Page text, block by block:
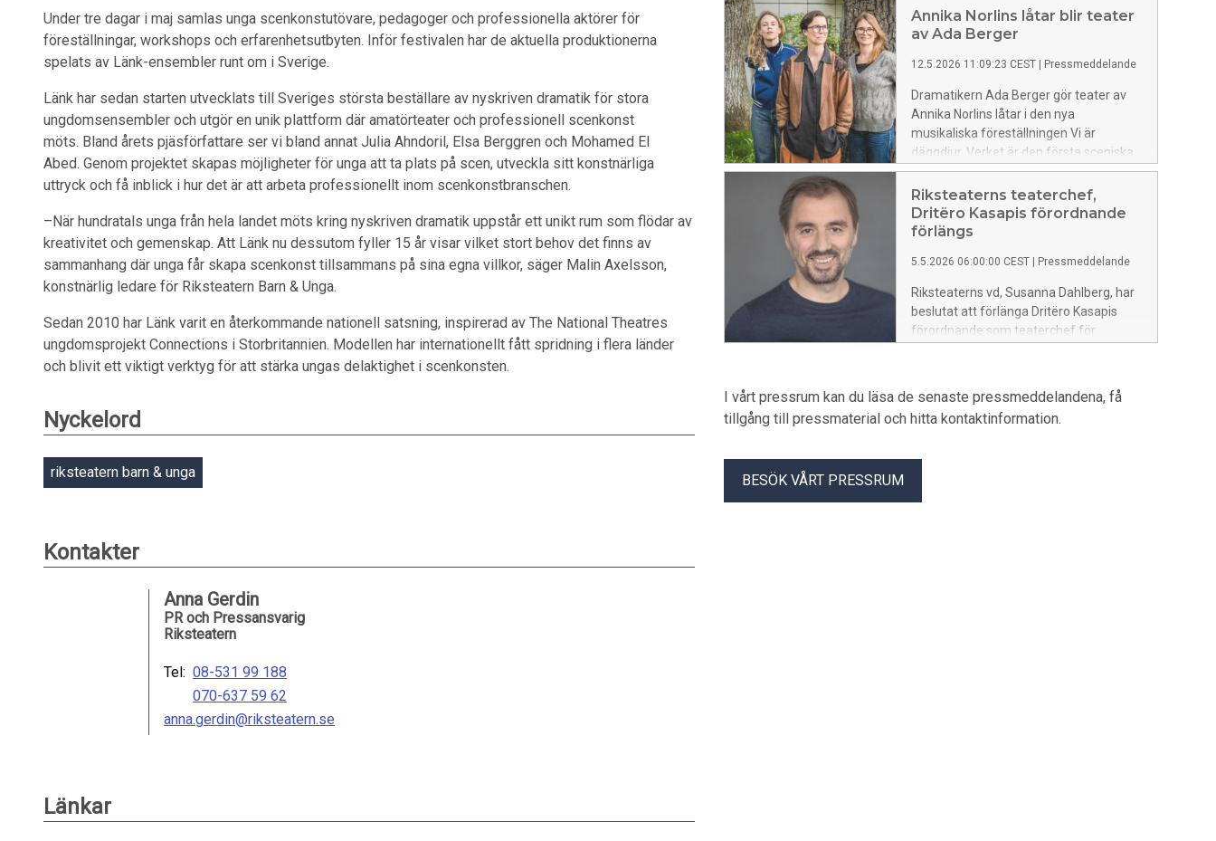
Under tre dagar i maj samlas unga scenkonstutövare, pedagoger och professionella aktörer för
föreställningar, workshops och erfarenhetsutbyten. Inför festivalen har de aktuella produktionerna
spelats av Länk-ensembler runt om i Sverige.
Länk har sedan starten utvecklats till Sveriges största beställare av nyskriven dramatik för stora
ungdomsensembler och utgör en unik plattform där amatörteater och professionell scenkonst
möts. Bland årets pjäsförfattare ser vi bland annat Julia Ahndoril, Elsa Berggren och Mohamed El
Abed. Genom projektet skapas möjligheter för unga att ta plats på scen, utveckla sitt konstnärliga
uttryck och få inblick i hur det är att arbeta professionellt inom scenkonstbranschen.
–När hundratals unga från hela landet möts kring nyskriven dramatik uppstår ett unikt rum som flödar av
kreativitet och gemenskap. Att Länk nu dessutom fyller 15 år visar vilket stort behov det finns av
sammanhang där unga får skapa scenkonst tillsammans på sina egna villkor, säger Malin Axelsson,
konstnärlig ledare för Riksteatern Barn & Unga.
Sedan 2010 har Länk varit en återkommande nationell satsning, inspirerad av The National Theatres
ungdomsprojekt Connections i Storbritannien. Modellen har internationellt fått spridning i flera länder
och blivit ett viktigt verktyg för att stärka ungas delaktighet i scenkonsten.
Nyckelord
riksteatern barn & unga
Kontakter
Anna Gerdin
PR och Pressansvarig
Riksteatern
Tel: 08-531 99 188
070-637 59 62
anna.gerdin@riksteatern.se
Länkar
Konserterna är en del av festivalens
officiella program.
Annika Norlins låtar blir teater
av Ada Berger
12.5.2026 11:09:23 CEST Pressmeddelande
Dramatikern Ada Berger gör teater av
Annika Norlins låtar i den nya
musikaliska föreställningen Vi är
däggdjur. Verket är den första sceniska
dramatiseringen av Norlins texter och
sätts upp i regi av Johanna Salander, i
ett samarbete mellan Riksteatern och
Västerbottensteatern. Urpremiär 10
Sverigeturné med Riksteatern våren
2027.
Riksteaterns teaterchef,
Dritëro Kasapis förordnande
förlängs
5.5.2026 06:00:00 CEST Pressmeddelande
Riksteaterns vd, Susanna Dahlberg, har
beslutat att förlänga Dritëro Kasapis
förordnande som teaterchef för
I vårt pressrum kan du läsa de senaste pressmeddelandena, få
tillgång till pressmaterial och hitta kontaktinformation.
BESÖK VÅRT PRESSRUM